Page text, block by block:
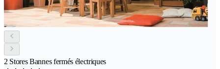
2 Stores Bannes fermés électriques